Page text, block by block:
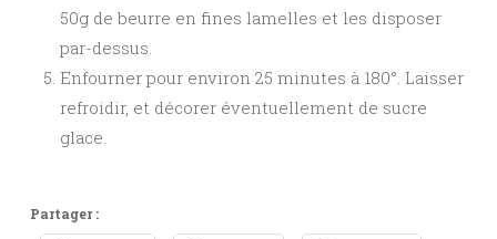
50g de beurre en fines lamelles et les disposer
par-dessus.
Enfourner pour environ 25 minutes à 180°. Laisser
refroidir, et décorer éventuellement de sucre
glace.
Partager :